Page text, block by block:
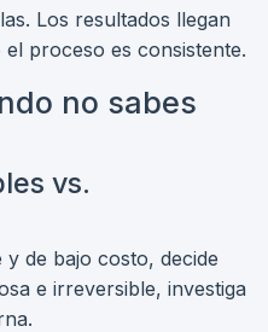
Los resultados llegan
proceso es consistente.
no sabes
vs.
de bajo costo, decide
e irreversible, investiga